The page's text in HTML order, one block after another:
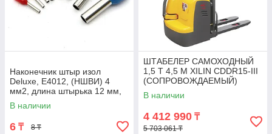
Наконечник штыр изол
Deluxe, Е4012, (НШВИ) 4
мм2, длина штырька 12 мм,
(1000 шт/упак)
В наличии
6 ₸ 8 ₸
ШТАБЕЛЕР САМОХОДНЫЙ
1,5 Т 4,5 М XILIN CDDR15-III
(СОПРОВОЖДАЕМЫЙ)
В наличии
4 412 990 ₸
5 703 061 ₸